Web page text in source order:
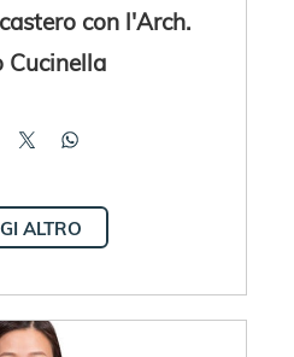
con l'Arch.
Cucinella
ALTRO